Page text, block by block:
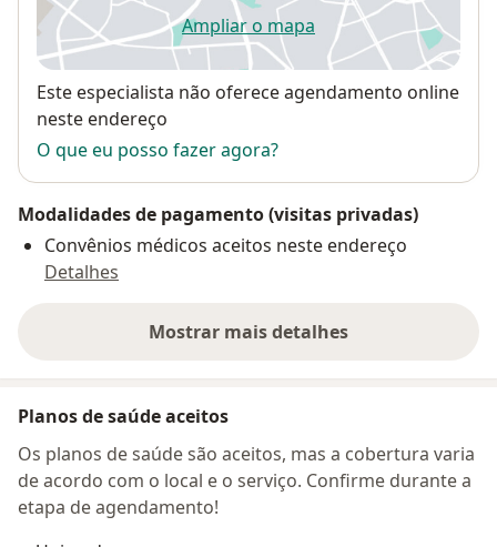
Ampliar o mapaabre num novo separador
Disponibilidade
Este especialista não oferece agendamento online
neste endereço
O que eu posso fazer agora?
Modalidades de pagamento (visitas privadas)
Convênios médicos aceitos neste endereço
Detalhes
Mostrar mais detalhes
sobre o endereço
Planos de saúde aceitos
Os planos de saúde são aceitos, mas a cobertura varia
de acordo com o local e o serviço. Confirme durante a
etapa de agendamento!